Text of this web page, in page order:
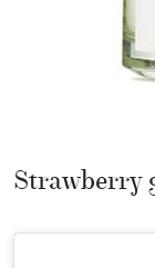
Strawberry